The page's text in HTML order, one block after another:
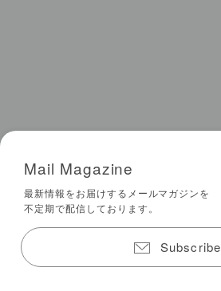
Mail Magazine
最新情報をお届けするメールマガジンを
不定期で配信しております。
Subscribe